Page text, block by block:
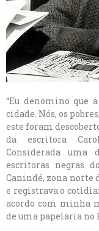
“Eu denomino que
cidade. Nós, os
este foram
da escritora
Considerada
escritoras negras
Canindé, zona norte
e registrava o
acordo com minha
de uma papelaria no